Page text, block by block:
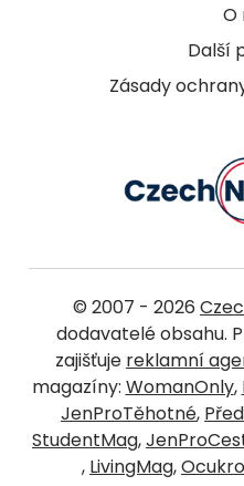
O
Další
Zásady
© 2007 - 2026
dodavatelé obsahu.
zajišťuje reklamní
magazíny: WomanOnly,
JenProTěhotné,
StudentMag,
, LivingMag,